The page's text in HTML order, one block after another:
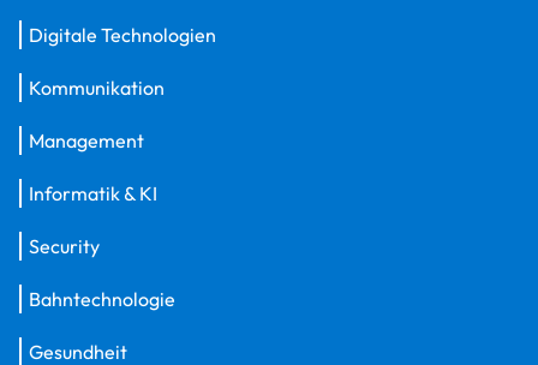
Digitale Technologien
Kommunikation
Management
Informatik & KI
Security
Bahntechnologie
Gesundheit